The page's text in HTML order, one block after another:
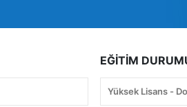
EĞİTİM